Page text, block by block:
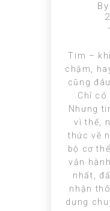
By
-
Tim –
chậm,
cũng
Chỉ có
Nhưng
vì thế,
thức về
bộ cơ
vận
nhất,
nhận
dựng